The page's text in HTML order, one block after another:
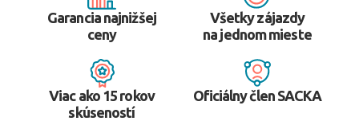
Garancia najnižšej
ceny
Všetky zájazdy
na jednom mieste
Viac ako 15 rokov
skúseností
Oficiálny člen SACKA